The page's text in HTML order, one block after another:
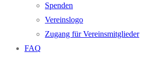
Spenden
Vereinslogo
Zugang für Vereinsmitglieder
FAQ